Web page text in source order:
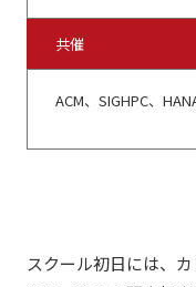
共催
ACM、SIGHPC、
スクール初日には、